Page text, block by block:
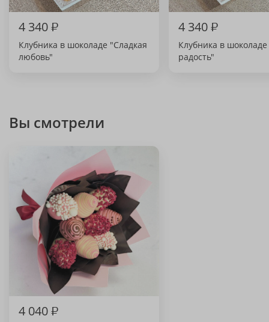
4 340₽
Клубника в шоколаде "Сладкая
любовь"
4 340₽
Клубника в
радость"
Вы смотрели
4 040₽